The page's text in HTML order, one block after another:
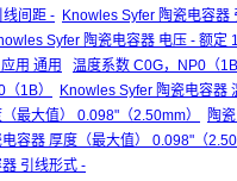
线间距 - Knowles Syfer 陶瓷电容器
Syfer 陶瓷电容器 电压 - 额定
用 通用
温度系数 C0G，NP0（
1B）
Knowles Syfer 陶瓷电容器
最大值） 0.098"（2.50mm）
陶
容器 厚度（最大值） 0.098"（
引线形式 -